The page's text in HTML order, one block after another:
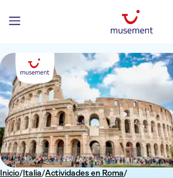
Inicio/Italia/Actividades en Roma/